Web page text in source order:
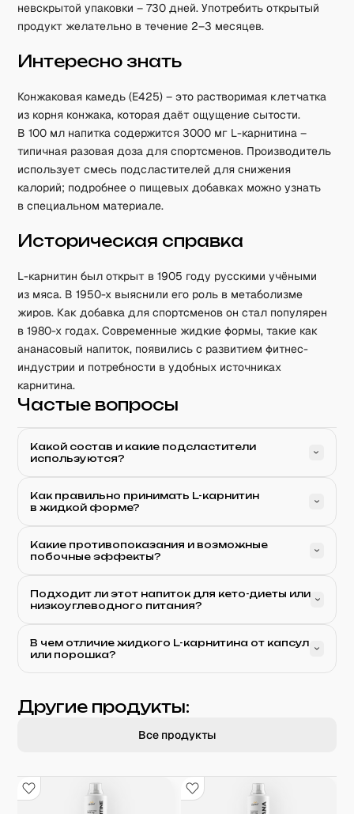
невскрытой упаковки – 730 дней. Употребить открытый
продукт желательно в течение 2–3 месяцев.
Интересно знать
Конжаковая камедь (E425) – это растворимая клетчатка
из корня конжака, которая даёт ощущение сытости.
В 100 мл напитка содержится 3000 мг L-карнитина –
типичная разовая доза для спортсменов. Производитель
использует смесь подсластителей для снижения
калорий; подробнее о пищевых добавках можно узнать
в специальном материале.
Историческая справка
L-карнитин был открыт в 1905 году русскими учёными
из мяса. В 1950-х выяснили его роль в метаболизме
жиров. Как добавка для спортсменов он стал популярен
в 1980-х годах. Современные жидкие формы, такие как
ананасовый напиток, появились с развитием фитнес-
индустрии и потребности в удобных источниках
карнитина.
Частые вопросы
Какой состав и какие подсластители
используются?
Как правильно принимать L-карнитин
в жидкой форме?
Какие противопоказания и возможные
побочные эффекты?
Подходит ли этот напиток для кето-диеты или
низкоуглеводного питания?
В чем отличие жидкого L-карнитина от капсул
или порошка?
Другие продукты:
Все продукты